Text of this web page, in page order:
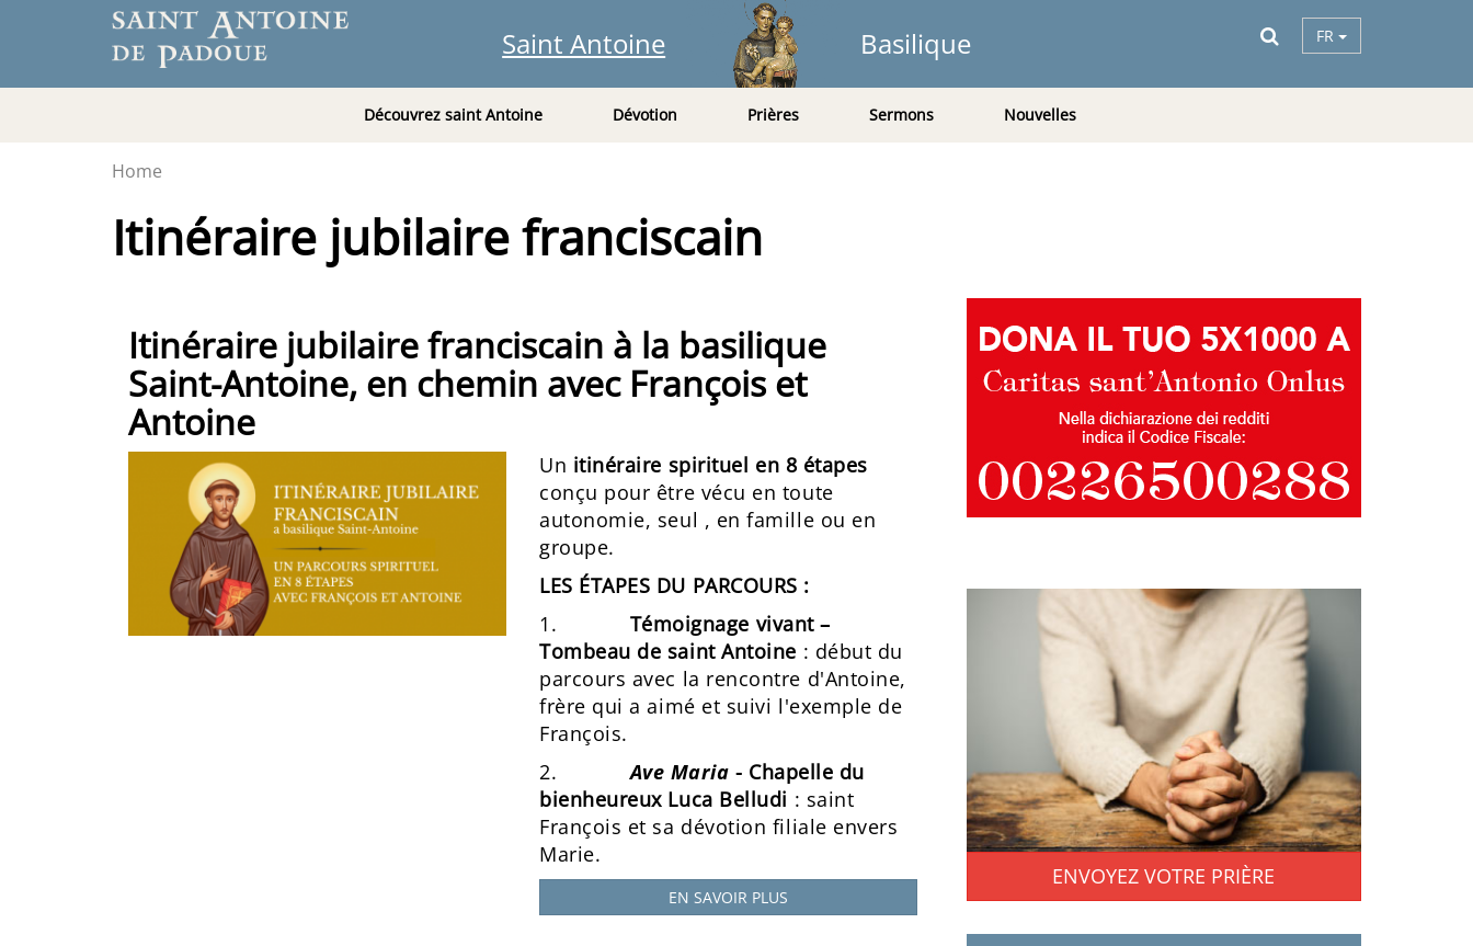
Saint Antoine Basilique FR
Découvrez saint Antoine Dévotion Prières Sermons Nouvelles
Home
Itinéraire jubilaire franciscain
Itinéraire jubilaire franciscain à la basilique
Saint-Antoine, en chemin avec François et
Antoine
Un itinéraire spirituel en 8 étapes
conçu pour être vécu en toute
autonomie, seul , en famille ou en
groupe.
LES ÉTAPES DU PARCOURS :
1. Témoignage vivant –
Tombeau de saint Antoine : début du
parcours avec la rencontre d'Antoine,
frère qui a aimé et suivi l'exemple de
François.
2.Ave Maria - Chapelle du
bienheureux Luca Belludi : saint
François et sa dévotion filiale envers
Marie.
EN SAVOIR PLUS
ENVOYEZ VOTRE PRIÈRE